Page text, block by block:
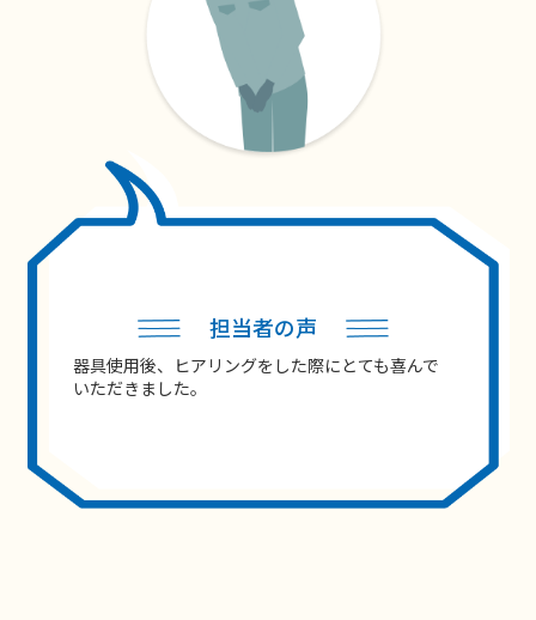
担当者の声
器具使用後、ヒアリングをした際にとても喜んで
いただきました。